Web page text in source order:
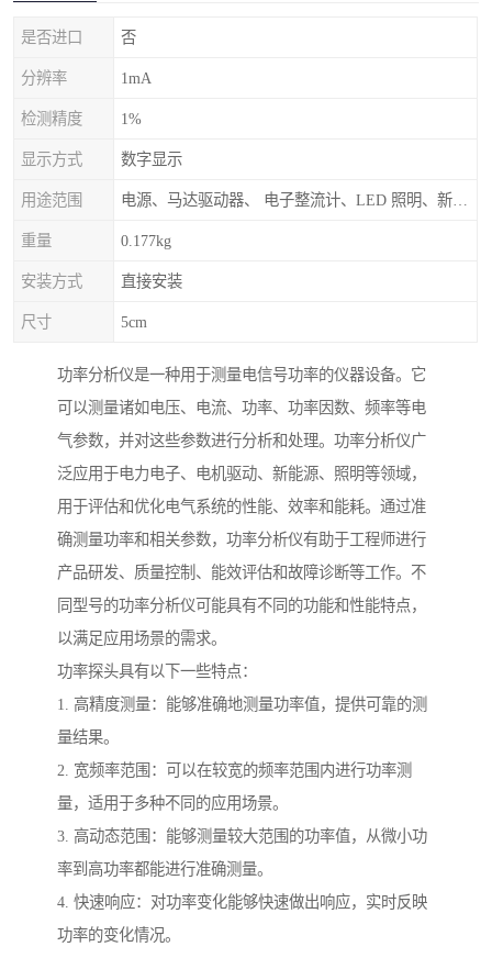
是否进口 否
分辨率 1mA
检测精度 1%
显示方式 数字显示
用途范围
重量 0.177kg
安装方式 直接安装
尺寸 5cm
功率分析仪是一种用于测量电信号功率的仪器设备。它
可以测量诸如电压、电流、功率、功率因数、频率等电
气参数，并对这些参数进行分析和处理。功率分析仪广
泛应用于电力电子、电机驱动、新能源、照明等领域，
用于评估和优化电气系统的性能、效率和能耗。通过准
确测量功率和相关参数，功率分析仪有助于工程师进行
产品研发、质量控制、能效评估和故障诊断等工作。不
同型号的功率分析仪可能具有不同的功能和性能特点，
以满足应用场景的需求。
功率探头具有以下一些特点：
1. 高精度测量：能够准确地测量功率值，提供可靠的测
量结果。
2. 宽频率范围：可以在较宽的频率范围内进行功率测
量，适用于多种不同的应用场景。
3. 高动态范围：能够测量较大范围的功率值，从微小功
率到高功率都能进行准确测量。
4. 快速响应：对功率变化能够快速做出响应，实时反映
功率的变化情况。